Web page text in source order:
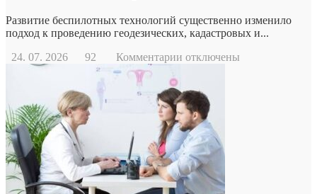
Развитие беспилотных технологий существенно изменило
подход к проведению геодезических, кадастровых и...
24. 07. 2026
92 Комментарии к
дрон
отключены